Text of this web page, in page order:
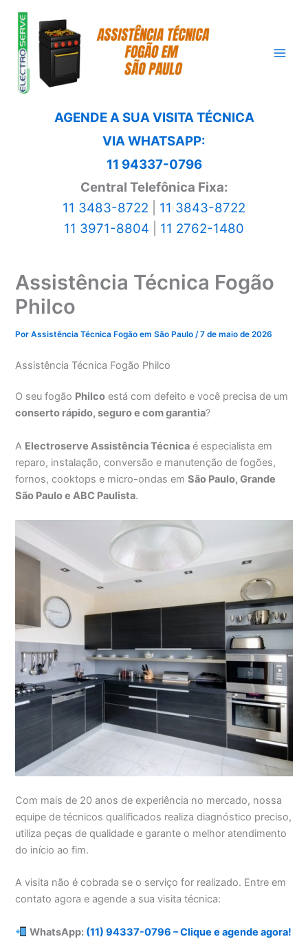
para
conteúdo
AGENDE A SUA VISITA TÉCNICA
VIA WHATSAPP:
11 94337-0796
Central Telefônica Fixa:
11 3483-8722
11 3843-8722
11 3971-8804
11 2762-1480
Assistência Técnica Fogão
Philco
PorAssistência Técnica Fogão em São Paulo/7 de maio de 2026
Assistência Técnica Fogão Philco
O seu fogão Philco está com defeito e você precisa de um
conserto rápido, seguro e com garantia?
A Electroserve Assistência Técnica é especialista em
reparo, instalação, conversão e manutenção de fogões,
fornos, cooktops e micro-ondas emSão Paulo, Grande
São Paulo e ABC Paulista.
Com mais de 20 anos de experiência no mercado, nossa
equipe de técnicos qualificados realiza diagnóstico preciso,
utiliza peças de qualidade e garante o melhor atendimento
do início ao fim.
A visita não é cobrada se o serviço for realizado. Entre em
contato agora e agende a sua visita técnica:
WhatsApp: (11) 94337-0796 – Clique e agende agora!